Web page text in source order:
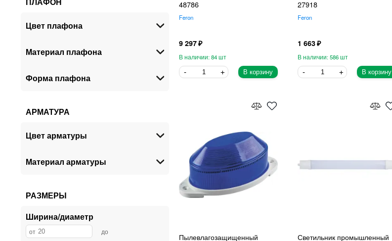
Цвет плафона
Материал плафона
Форма плафона
АРМАТУРА
Цвет арматуры
Материал арматуры
РАЗМЕРЫ
Ширина/диаметр
48786
Feron
9 297
84
В корзину
27918
Feron
1 663
586
В корзину
Пылевлагозащищенный
Светильник промышленный